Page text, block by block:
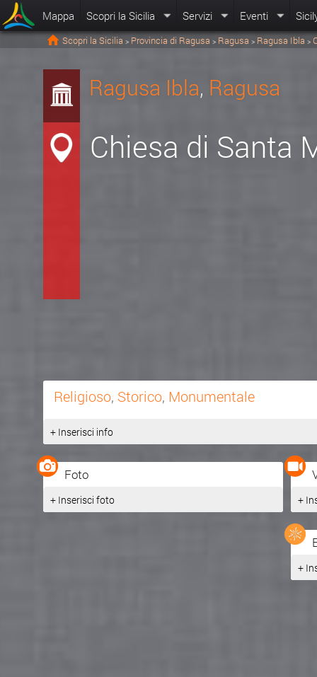
Mappa Scopri la Sicilia Servizi Eventi
Scopri la Sicilia > Provincia di Ragusa > Ragusa > Ragusa Ibla >
Ragusa Ibla, Ragusa
Chiesa di Santa
Religioso, Storico, Monumentale
+ Inserisci info
Foto
+ Inserisci foto +
+